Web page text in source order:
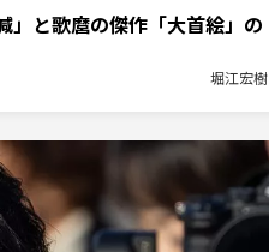
」と歌麿の傑作「大首絵」の
堀江宏樹